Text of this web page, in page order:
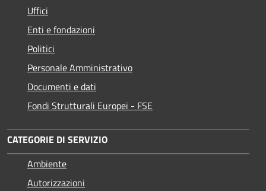
Uffici
Enti e fondazioni
Politici
Personale Amministrativo
Documenti e dati
Fondi Strutturali Europei - FSE
CATEGORIE DI SERVIZIO
Ambiente
Autorizzazioni